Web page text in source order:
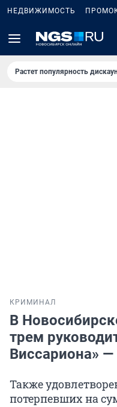
НЕДВИЖИМОСТЬ
Растет популярность
КРИМИНАЛ
В
трем
Виссариона»
Также
потерпевших на